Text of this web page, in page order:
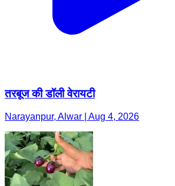
तरबूज की डॉली वेरायटी
Narayanpur, Alwar | Aug 4, 2026